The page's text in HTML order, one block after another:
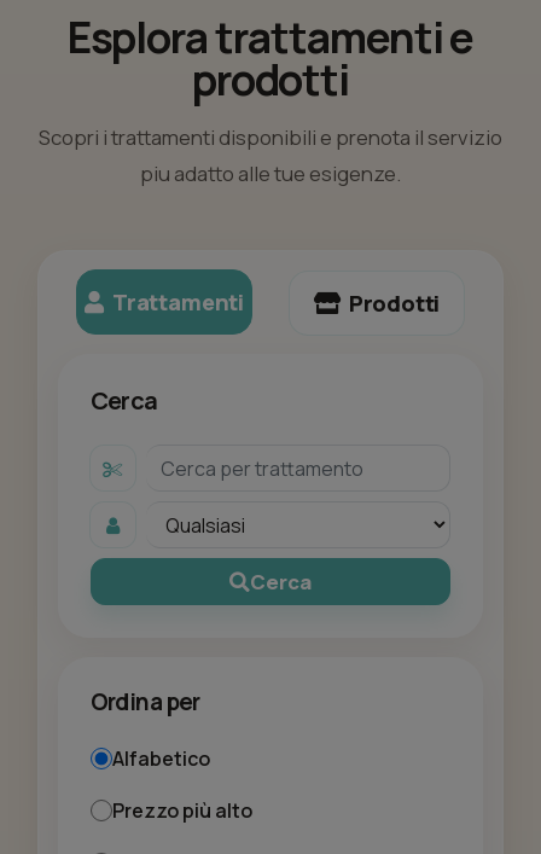
Esplora trattamenti e
prodotti
Scopri i trattamenti disponibili e prenota il servizio
piu adatto alle tue esigenze.
Trattamenti Prodotti
Cerca
Cerca
Ordina per
Alfabetico
Prezzo più alto